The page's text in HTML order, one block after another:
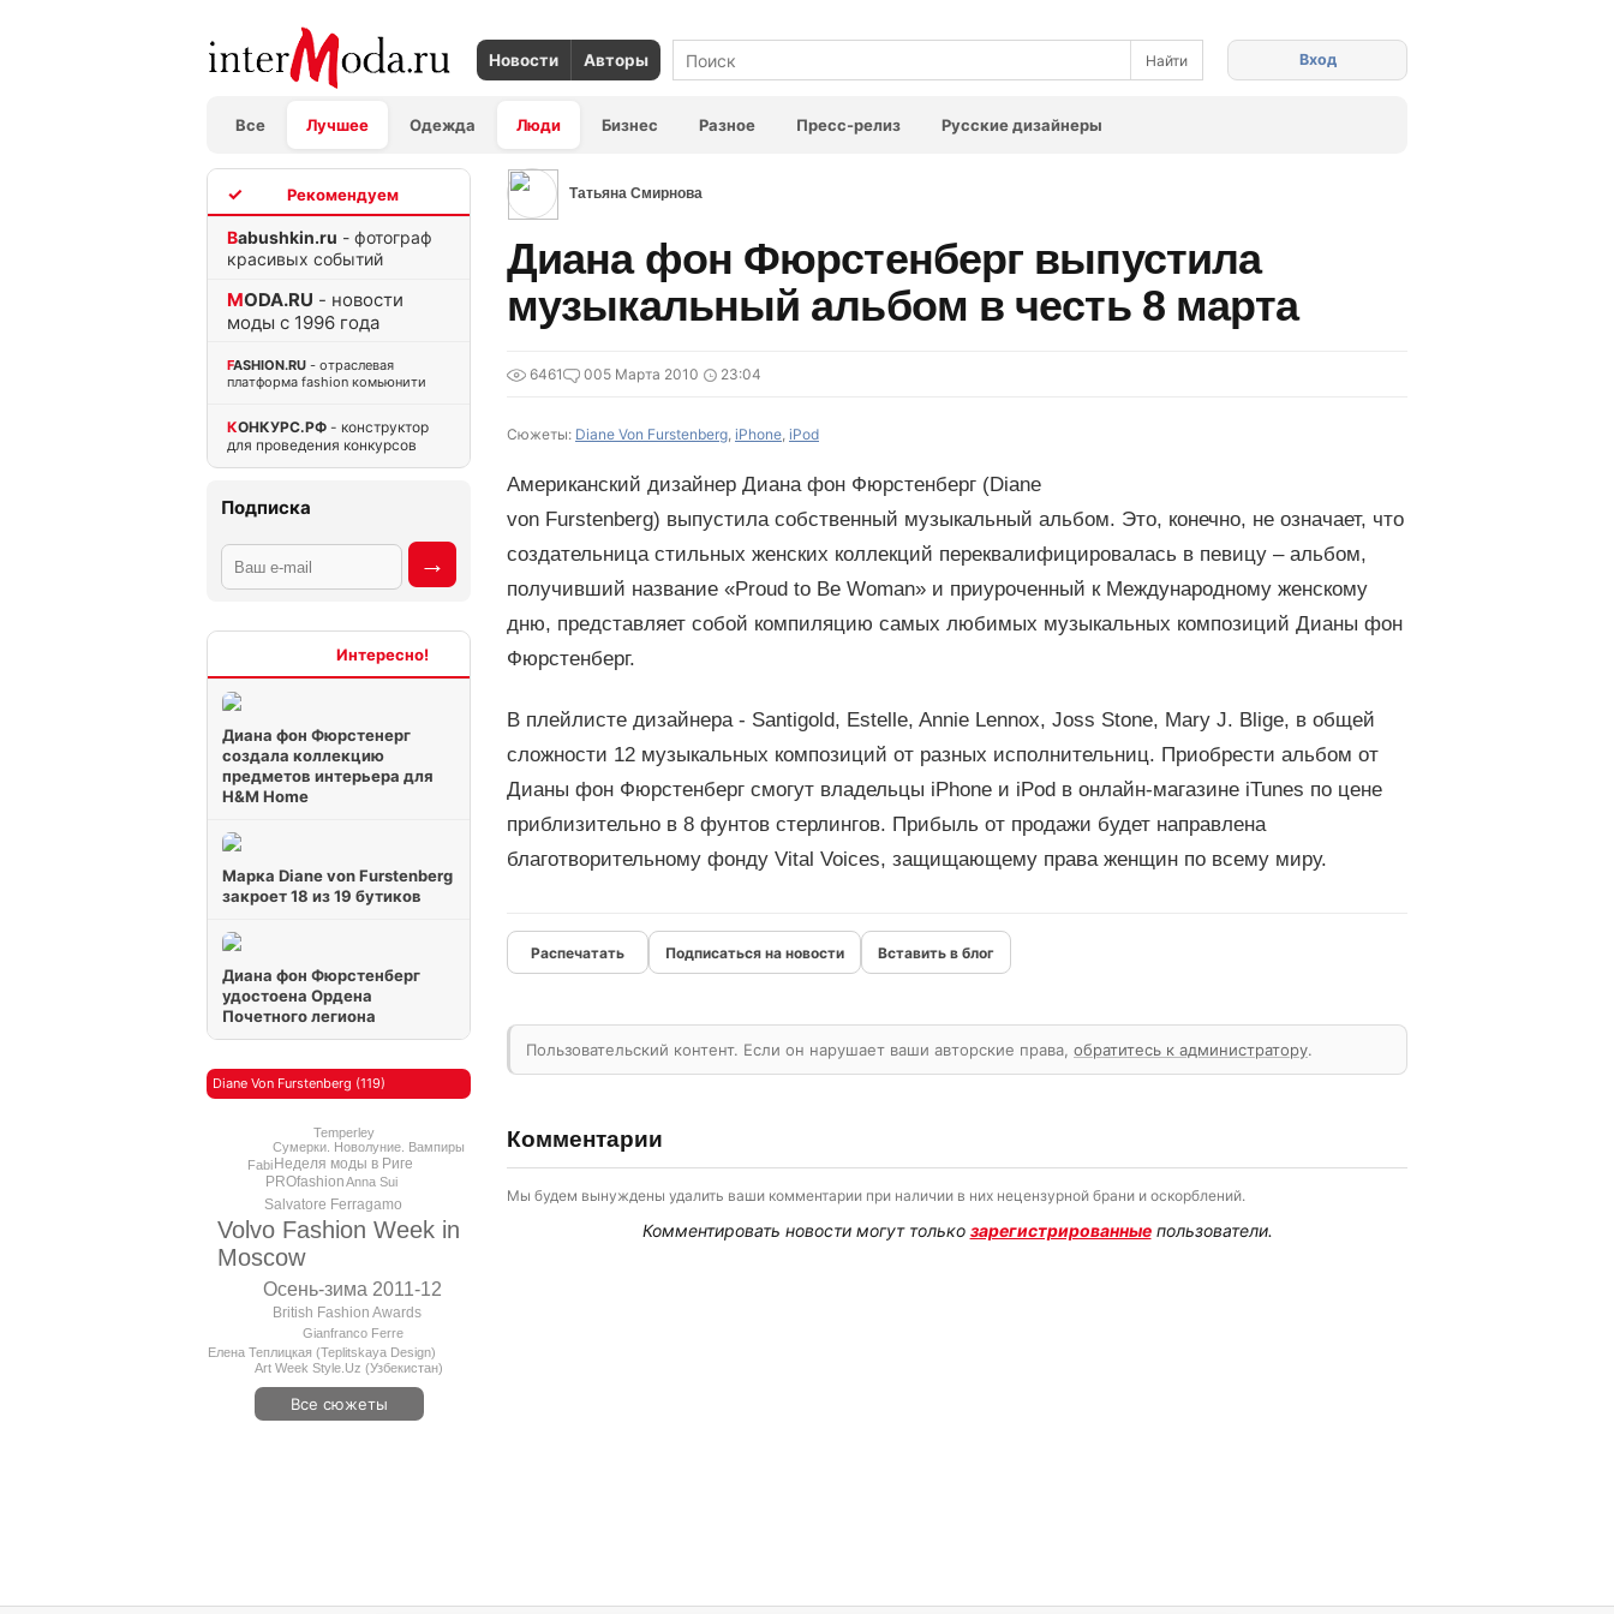
Новости Авторы
Все Лучшее Одежда Люди Бизнес Разное Пресс-релиз Русские дизайнеры
Вход
Babushkin.ru - фотограф
красивых событий
MODA.RU - новости
моды с 1996 года
FASHION.RU - отраслевая
платформа fashion комьюнити
КОНКУРС.РФ - конструктор
для проведения конкурсов
Подписка
Диана фон Фюрстенерг
создала коллекцию
предметов интерьера для
H&M Home
Марка Diane von Furstenberg
закроет 18 из 19 бутиков
Диана фон Фюрстенберг
удостоена Ордена
Почетного легиона
Diane Von Furstenberg (119)
Volvo Fashion Week in
Moscow
Осень-зима 2011-12
Salvatore Ferragamo
PROfashion
Неделя моды в Риге
British Fashion Awards
Anna Sui
Сумерки. Новолуние. Вампиры
Gianfranco Ferrе
Елена Теплицкая (Teplitskaya Design)
Temperley
Fabi
Art Week Style.Uz (Узбекистан)
Все сюжеты
Татьяна Смирнова
Диана фон Фюрстенберг выпустила
музыкальный альбом в честь 8 марта
6461 005 Марта 2010 23:04
Сюжеты: Diane Von Furstenberg, iPhone, iPod
Американский дизайнер Диана фон Фюрстенберг (Diane
von Furstenberg) выпустила собственный музыкальный альбом. Это, конечно, не означает, что
создательница стильных женских коллекций переквалифицировалась в певицу – альбом,
получивший название «Proud to Be Woman» и приуроченный к Международному женскому
дню, представляет собой компиляцию самых любимых музыкальных композиций Дианы фон
Фюрстенберг.
В плейлисте дизайнера - Santigold, Estelle, Annie Lennox, Joss Stone, Mary J. Blige, в общей
сложности 12 музыкальных композиций от разных исполнительниц. Приобрести альбом от
Дианы фон Фюрстенберг смогут владельцы iPhone и iPod в онлайн-магазине iTunes по цене
приблизительно в 8 фунтов стерлингов. Прибыль от продажи будет направлена
благотворительному фонду Vital Voices, защищающему права женщин по всему миру.
Подписаться на новости Вставить в блог
Пользовательский контент. Если он нарушает ваши авторские права, обратитесь к администратору.
Комментарии
Мы будем вынуждены удалить ваши комментарии при наличии в них нецензурной брани и оскорблений.
Комментировать новости могут только зарегистрированныепользователи.